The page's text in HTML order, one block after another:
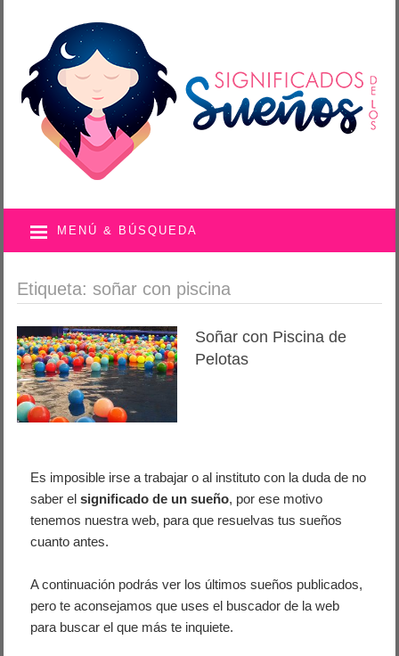
MENÚ & BÚSQUEDA
Etiqueta: soñar con piscina
Soñar con Piscina de
Pelotas
Es imposible irse a trabajar o al instituto con la duda de no
saber elsignificado de un sueño, por ese motivo
tenemos nuestra web, para que resuelvas tus sueños
cuanto antes.
A continuación podrás ver los últimos sueños publicados,
pero te aconsejamos que uses el buscador de la web
para buscar el que más te inquiete.